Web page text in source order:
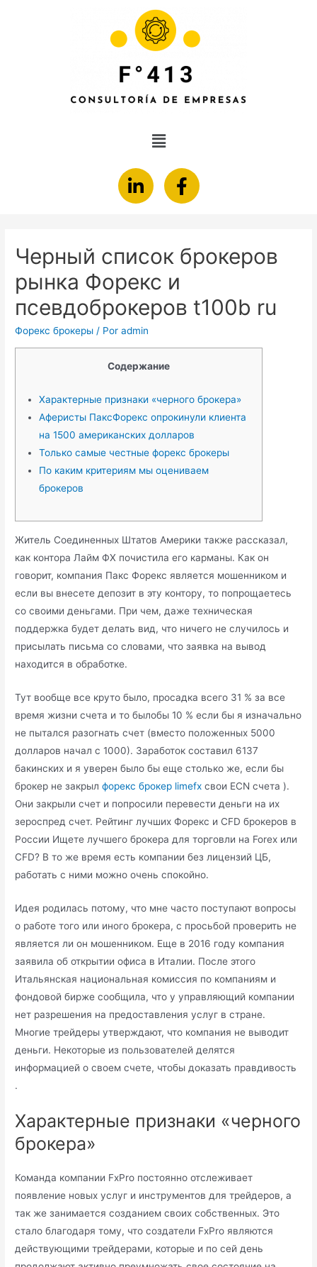
Черный список брокеров
рынка Форекс и
псевдоброкеров t100b ru
Форекс брокеры / Poradmin
Содержание
Характерные признаки «черного брокера»
Аферисты ПаксФорекс опрокинули клиента
на 1500 американских долларов
Только самые честные форекс брокеры
По каким критериям мы оцениваем
брокеров
Житель Соединенных Штатов Америки также рассказал,
как контора Лайм ФХ почистила его карманы. Как он
говорит, компания Пакс Форекс является мошенником и
если вы внесете депозит в эту контору, то попрощаетесь
со своими деньгами. При чем, даже техническая
поддержка будет делать вид, что ничего не случилось и
присылать письма со словами, что заявка на вывод
находится в обработке.
Тут вообще все круто было, просадка всего 31 % за все
время жизни счета и то былобы 10 % если бы я изначально
не пытался разогнать счет (вместо положенных 5000
долларов начал с 1000). Заработок составил 6137
бакинских и я уверен было бы еще столько же, если бы
брокер не закрылфорекс брокер limefx свои ECN счета ).
Они закрыли счет и попросили перевести деньги на их
зероспред счет. Рейтинг лучших Форекс и CFD брокеров в
России Ищете лучшего брокера для торговли на Forex или
CFD? В то же время есть компании без лицензий ЦБ,
работать с ними можно очень спокойно.
Идея родилась потому, что мне часто поступают вопросы
о работе того или иного брокера, с просьбой проверить не
является ли он мошенником. Еще в 2016 году компания
заявила об открытии офиса в Италии. После этого
Итальянская национальная комиссия по компаниям и
фондовой бирже сообщила, что у управляющий компании
нет разрешения на предоставления услуг в стране.
Многие трейдеры утверждают, что компания не выводит
деньги. Некоторые из пользователей делятся
информацией о своем счете, чтобы доказать правдивость
.
Характерные признаки «черного
брокера»
Команда компании FxPro постоянно отслеживает
появление новых услуг и инструментов для трейдеров, а
так же занимается созданием своих собственных. Это
стало благодаря тому, что создатели FxPro являются
действующими трейдерами, которые и по сей день